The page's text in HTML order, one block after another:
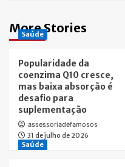
More Stories
Saúde
Popularidade da
coenzima Q10 cresce,
mas baixa absorção é
desafio para
suplementação
assessoriadefamosos
31 de julho de 2026
Saúde